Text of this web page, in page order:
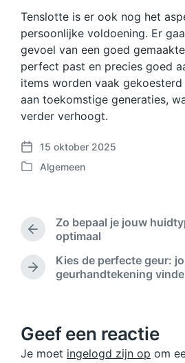
Tenslotte is er ook nog het
persoonlijke voldoening. Er
gevoel van een goed
perfect past en precies goed
items worden vaak
aan toekomstige generaties,
verder verhoogt.
B
e
h
d
a
15 oktober 2025
G
a
t
s
Algemeen
V
r
i
r
c
Zo bepaal je jouw
optimaal
V
e
n
d
Kies de perfecte geur:
geurhandtekening
Geef een reactie
Je moet ingelogd zijn op om